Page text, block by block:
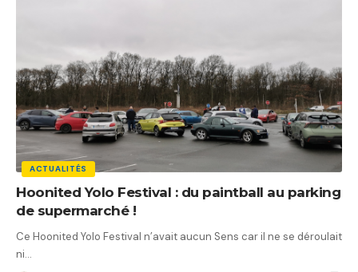
ACTUALITÉS
Hoonited Yolo Festival : du paintball au parking
de supermarché !
Ce Hoonited Yolo Festival n’avait aucun Sens car il ne se déroulait
ni…